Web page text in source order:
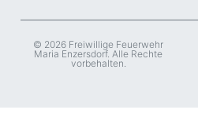
© 2026 Freiwillige Feuerwehr
Maria Enzersdorf. Alle Rechte
vorbehalten.